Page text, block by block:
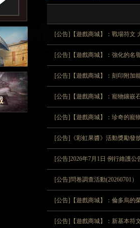
[公告]【遊戲商城】：戰場符文
[公告]【遊戲商城】：強化的名
[公告]【遊戲商城】：刻印附加
[公告]【遊戲商城】：寵物鑲嵌
[公告]【遊戲商城】：珍奇的寵
[公告]《彩虹果醬》活動獎勵發
[公告]2026年7月1日 例行維護
[公告]問卷調查活動(20260701）
[公告]【遊戲商城】：倫多烏的
[公告]【遊戲商城】：新基本符